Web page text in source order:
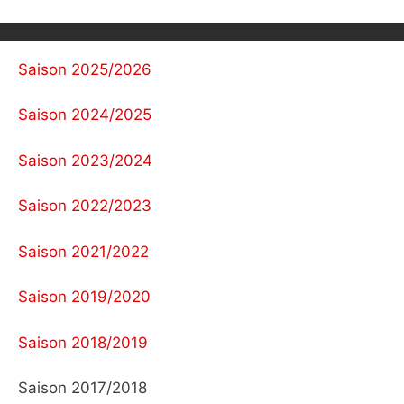
Saison 2025/2026
Saison 2024/2025
Saison 2023/2024
Saison 2022/2023
Saison 2021/2022
Saison 2019/2020
Saison 2018/2019
Saison 2017/2018